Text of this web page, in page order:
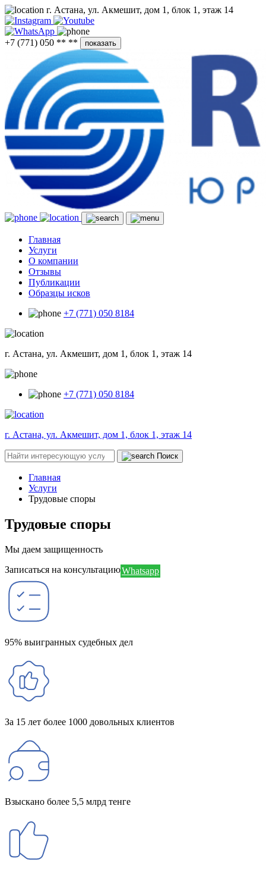
г. Астана, ул. Акмешит, дом 1, блок 1, этаж 14
+7 (771) 050 ** ** показать
Главная
Услуги
О компании
Отзывы
Публикации
Образцы исков
+7 (771) 050 8184
г. Астана, ул. Акмешит, дом 1, блок 1, этаж 14
+7 (771) 050 8184
г. Астана, ул. Акмешит, дом 1, блок 1, этаж 14
Поиск
Главная
Услуги
Трудовые споры
Трудовые споры
Мы даем защищенность
Записаться на консультациюWhatsapp
95% выигранных судебных дел
За 15 лет более 1000 довольных клиентов
Взыскано более 5,5 млрд тенге